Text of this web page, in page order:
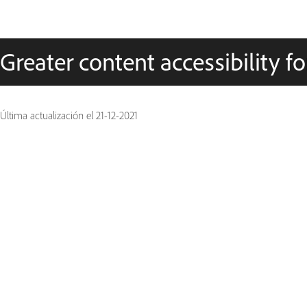
Greater content accessibility
Última actualización el 21-12-2021